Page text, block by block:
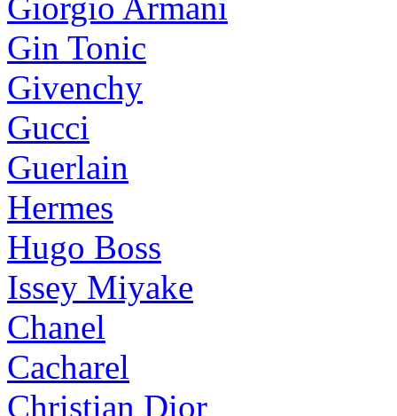
Giorgio Armani
Gin Tonic
Givenchy
Gucci
Guerlain
Hermes
Hugo Boss
Issey Miyake
Chanel
Cacharel
Christian Dior